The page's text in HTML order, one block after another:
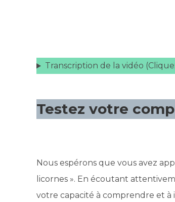
Transcription de la vidéo
Testez votre
Nous espérons que vous avez
licornes ». En écoutant
votre capacité à comprendre et à